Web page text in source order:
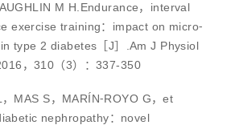
M H.Endurance，interval
exercise training：impact on micro⁃
type 2 diabetes［J］.Am J Physiol
，310（3）：337-350
MAS S，MARÍN⁃ROYO G，et
nephropathy：novel